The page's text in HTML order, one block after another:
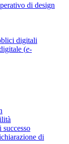
di design
digitali
(e-
di